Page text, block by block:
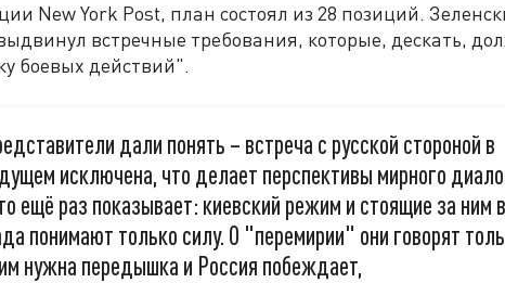
New York Post, план состоял из 28 позиций.
встречные требования, которые, дескать,
боевых действий".
дали понять – встреча с русской стороной в
исключена, что делает перспективы мирного
ещё раз показывает: киевский режим и стоящие за ним
понимают только силу. О "перемирии" они говорят
нужна передышка и Россия побеждает,